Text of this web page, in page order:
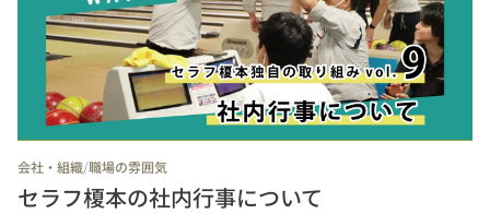
会社・組織/職場の雰囲気
セラフ榎本の社内行事について